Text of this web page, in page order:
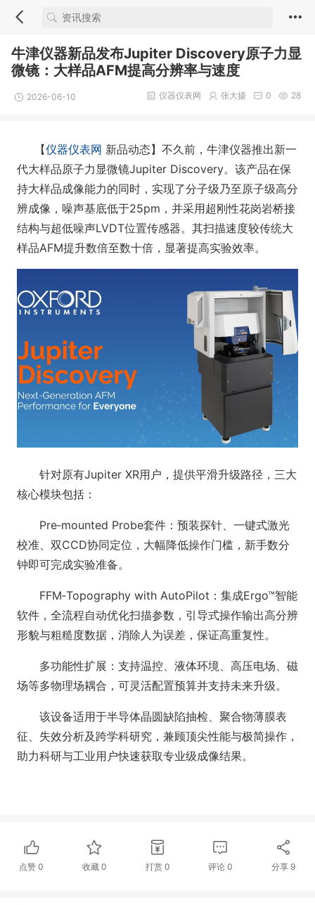
牛津仪器新品发布Jupiter Discovery原子力显
微镜：大样品AFM提高分辨率与速度
2026-06-10 28
0
张大摄
仪器仪表网
【仪器仪表网 新品动态】不久前，牛津仪器推出新一
代大样品原子力显微镜Jupiter Discovery。该产品在保
持大样品成像能力的同时，实现了分子级乃至原子级高分
辨成像，噪声基底低于25pm，并采用超刚性花岗岩桥接
结构与超低噪声LVDT位置传感器。其扫描速度较传统大
样品AFM提升数倍至数十倍，显著提高实验效率。
针对原有Jupiter XR用户，提供平滑升级路径，三大
核心模块包括：
Pre‑mounted Probe套件：预装探针、一键式激光
校准、双CCD协同定位，大幅降低操作门槛，新手数分
钟即可完成实验准备。
FFM‑Topography with AutoPilot：集成Ergo™智能
软件，全流程自动优化扫描参数，引导式操作输出高分辨
形貌与粗糙度数据，消除人为误差，保证高重复性。
多功能性扩展：支持温控、液体环境、高压电场、磁
场等多物理场耦合，可灵活配置预算并支持未来升级。
该设备适用于半导体晶圆缺陷抽检、聚合物薄膜表
征、失效分析及跨学科研究，兼顾顶尖性能与极简操作，
助力科研与工业用户快速获取专业级成像结果。
点赞0 收藏 0 打赏 0 评论0 分享9